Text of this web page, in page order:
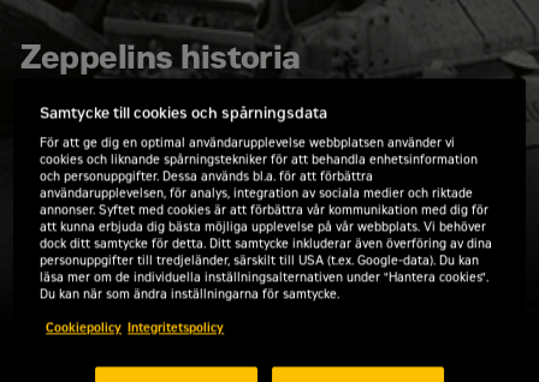
Zeppelins historia
Zeppelin-koncernen erbjuder lösningar
inom områden konstruktion, kraft och
energi samt projektering och anläggning
samt är verksam på över 220 platser i 43
länder över hela världen. Nedan får du veta
mer om hur utvecklingen för bolaget sett
ut över tid.
Samtycke till cookies och spårningsdata
För att ge dig en optimal användarupplevelse webbplatsen använder vi
cookies och liknande spårningstekniker för att behandla enhetsinformation
och personuppgifter. Dessa används bl.a. för att förbättra
användarupplevelsen, för analys, integration av sociala medier och riktade
annonser. Syftet med cookies är att förbättra vår kommunikation med dig för
att kunna erbjuda dig bästa möjliga upplevelse på vår webbplats. Vi behöver
dock ditt samtycke för detta. Ditt samtycke inkluderar även överföring av dina
personuppgifter till tredjeländer, särskilt till USA (t.ex. Google-data). Du kan
läsa mer om de individuella inställningsalternativen under "Hantera cookies".
Du kan när som ändra inställningarna för samtycke.
Cookiepolicy Integritetspolicy